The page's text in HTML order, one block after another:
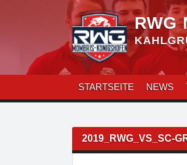
RWG
STARTSEITE NEWS
2019_RWG_VS_SC-
Beitragsnavigation